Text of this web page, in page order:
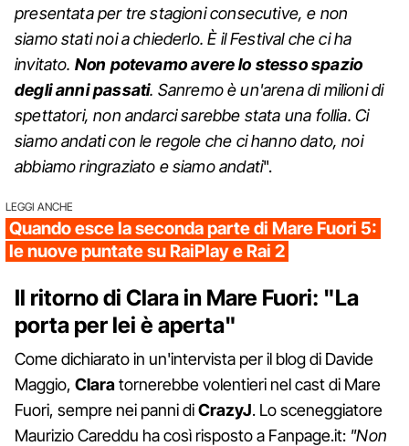
presentata per tre stagioni consecutive, e non
siamo stati noi a chiederlo. È il Festival che ci ha
invitato. Non potevamo avere lo stesso spazio
degli anni passati. Sanremo è un'arena di milioni di
spettatori, non andarci sarebbe stata una follia. Ci
siamo andati con le regole che ci hanno dato, noi
abbiamo ringraziato e siamo andati".
LEGGI ANCHE
Quando esce la seconda parte di Mare Fuori 5:
le nuove puntate su RaiPlay e Rai 2
Il ritorno di Clara in Mare Fuori: "La
porta per lei è aperta"
Come dichiarato in un'intervista per il blog di Davide
Maggio, Claratornerebbe volentieri nel cast di Mare
Fuori, sempre nei panni diCrazyJ. Lo sceneggiatore
Maurizio Careddu ha così risposto a Fanpage.it: "Non